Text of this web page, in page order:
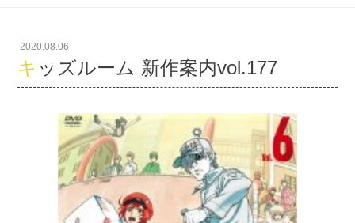
2020.08.06
キッズルーム 新作案内vol.177